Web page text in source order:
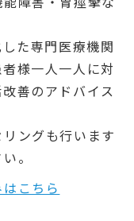
た専門医療機関
様一人一人に対
善のアドバイス
ングも行います
。
こちら